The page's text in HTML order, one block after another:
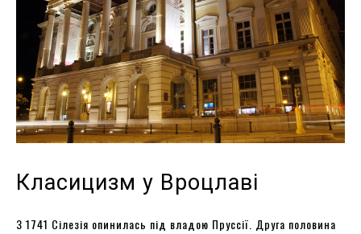
Класицизм у Вроцлаві
З 1741 Сілезія опинилась під владою Пруссії. Друга половина